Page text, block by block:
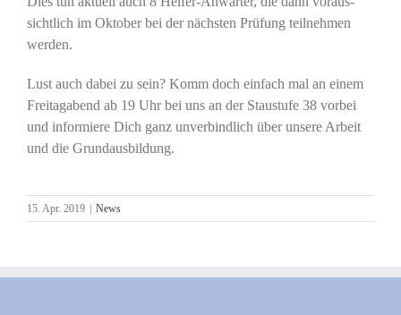
sicht­lich im Okto­ber bei der nächs­ten Prü­fung teil­neh­men
werden.
Lust auch dabei zu sein? Komm doch ein­fach mal an einem
Frei­tag­abend ab 19 Uhr bei uns an der Stau­stu­fe 38 vor­bei
und infor­mie­re Dich ganz unver­bind­lich über unse­re Arbeit
und die Grundausbildung.
15. Apr. 2019 News